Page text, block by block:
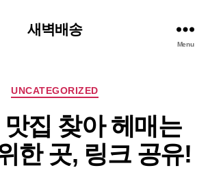
새벽배송
Menu
Categories
UNCATEGORIZED
집 찾아 헤매는
한 곳, 링크 공유!